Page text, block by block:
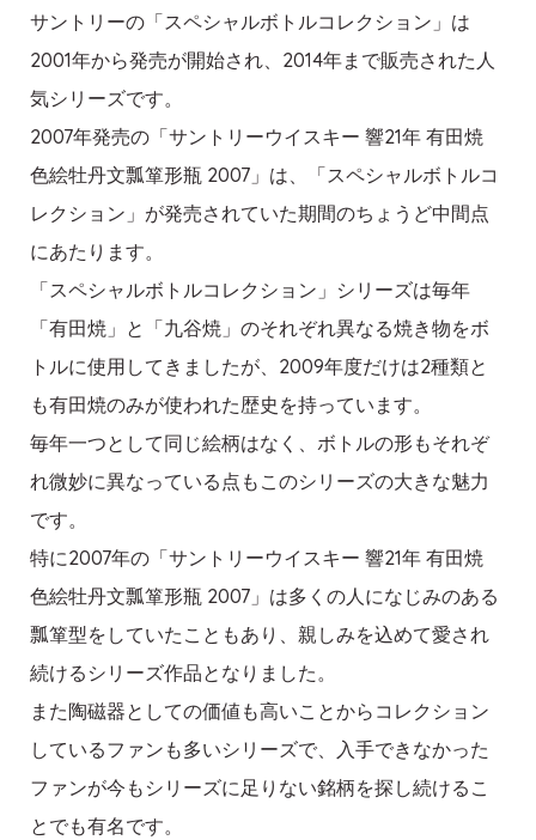
サントリーの「スペシャルボトルコレクション」は
2001年から発売が開始され、2014年まで販売された人
気シリーズです。
2007年発売の「サントリーウイスキー 響21年 有田焼
色絵牡丹文瓢箪形瓶 2007」は、「スペシャルボトルコ
レクション」が発売されていた期間のちょうど中間点
にあたります。
「スペシャルボトルコレクション」シリーズは毎年
「有田焼」と「九谷焼」のそれぞれ異なる焼き物をボ
トルに使用してきましたが、2009年度だけは2種類と
も有田焼のみが使われた歴史を持っています。
毎年一つとして同じ絵柄はなく、ボトルの形もそれぞ
れ微妙に異なっている点もこのシリーズの大きな魅力
です。
特に2007年の「サントリーウイスキー 響21年 有田焼
色絵牡丹文瓢箪形瓶 2007」は多くの人になじみのある
瓢箪型をしていたこともあり、親しみを込めて愛され
続けるシリーズ作品となりました。
また陶磁器としての価値も高いことからコレクション
しているファンも多いシリーズで、入手できなかった
ファンが今もシリーズに足りない銘柄を探し続けるこ
とでも有名です。